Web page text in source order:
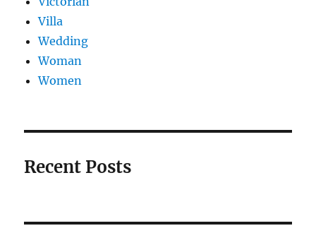
Villa
Wedding
Woman
Women
Recent Posts